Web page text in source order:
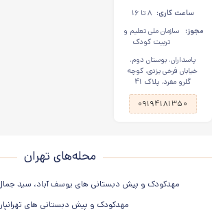
ساعت کاری: ۸ تا ۱۶
مجوز:
سازمان ملی تعلیم و
تربیت کودک
پاسداران، بوستان دوم،
خیابان فرخی یزدی، کوچه
گلرو مفرد، پلاک ۴۱
۰۹۱۹۴۱۸۱۳۵۰
محله‌های تهران
مهدکودک و پیش دبستانی های یوسف آباد، سید
مهدکودک و پیش دبستانی های